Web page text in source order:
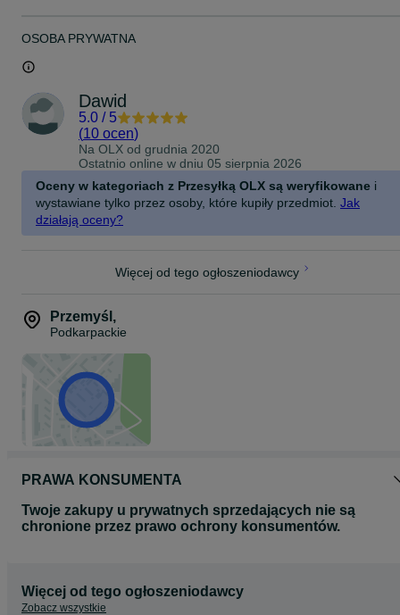
OSOBA PRYWATNA
Dawid
5.0 / 5
(10 ocen)
Na OLX od grudnia 2020
Ostatnio online w dniu 05 sierpnia 2026
Oceny w kategoriach z Przesyłką OLX są weryfikowane i
wystawiane tylko przez osoby, które kupiły przedmiot. Jak
działają oceny?
Więcej od tego ogłoszeniodawcy
Przemyśl ,
Podkarpackie
PRAWA KONSUMENTA
Twoje zakupy u prywatnych sprzedających nie są
chronione przez prawo ochrony konsumentów.
Więcej od tego ogłoszeniodawcy
Zobacz wszystkie